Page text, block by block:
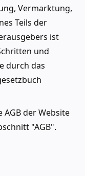
Vermarktung,
Teils der
ist
und
durch das
der Website
"AGB".